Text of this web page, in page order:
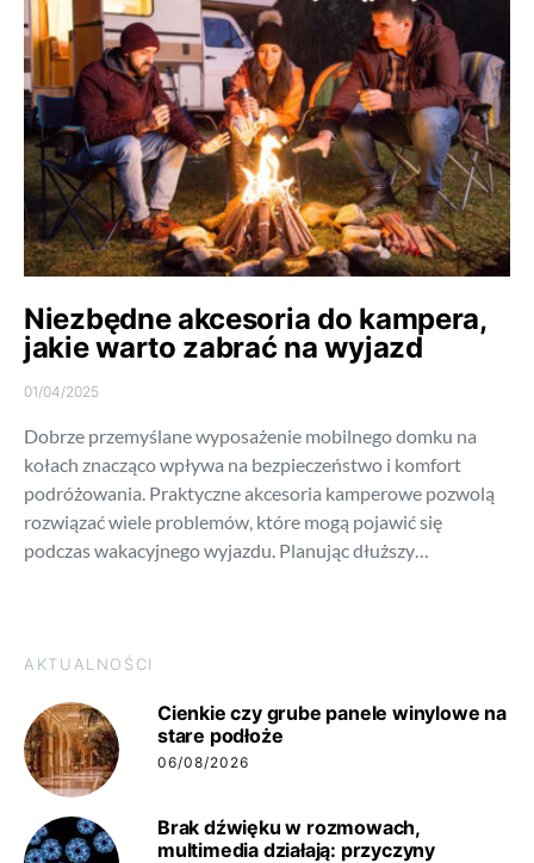
Niezbędne akcesoria do kampera,
jakie warto zabrać na wyjazd
01/04/2025
Dobrze przemyślane wyposażenie mobilnego domku na
kołach znacząco wpływa na bezpieczeństwo i komfort
podróżowania. Praktyczne akcesoria kamperowe pozwolą
rozwiązać wiele problemów, które mogą pojawić się
podczas wakacyjnego wyjazdu. Planując dłuższy…
AKTUALNOŚCI
Cienkie czy grube panele winylowe na
stare podłoże
06/08/2026
Brak dźwięku w rozmowach,
multimedia działają: przyczyny